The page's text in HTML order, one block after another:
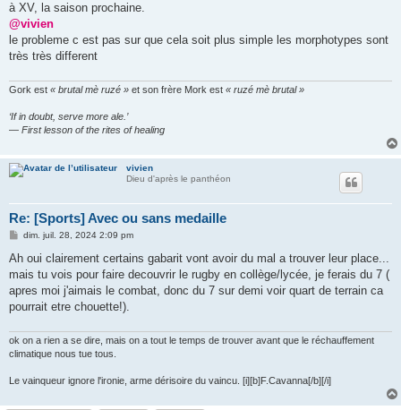
à XV, la saison prochaine.
@vivien
le probleme c est pas sur que cela soit plus simple les morphotypes sont
très très different
Gork est « brutal mè ruzé » et son frère Mork est « ruzé mè brutal »
‘If in doubt, serve more ale.’
— First lesson of the rites of healing
vivien
Dieu d'après le panthéon
Re: [Sports] Avec ou sans medaille
M
s
a
g
dim. juil. 28, 2024 2:09 pm
Ah oui clairement certains gabarit vont avoir du mal a trouver leur place...
mais tu vois pour faire decouvrir le rugby en collège/lycée, je ferais du 7 (
apres moi j'aimais le combat, donc du 7 sur demi voir quart de terrain ca
pourrait etre chouette!).
ok on a rien a se dire, mais on a tout le temps de trouver avant que le réchauffement
climatique nous tue tous.
Le vainqueur ignore l'ironie, arme dérisoire du vaincu. [i][b]F.Cavanna[/b][/i]